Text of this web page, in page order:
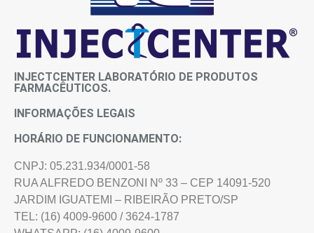
INJECTCENTER LABORATÓRIO DE PRODUTOS
FARMACÊUTICOS.
INFORMAÇÕES LEGAIS
HORÁRIO DE FUNCIONAMENTO:
CNPJ: 05.231.934/0001-58
RUA ALFREDO BENZONI Nº 33 – CEP 14091-520
JARDIM IGUATEMI – RIBEIRÃO PRETO/SP
TEL: (16) 4009-9600 / 3624-1787